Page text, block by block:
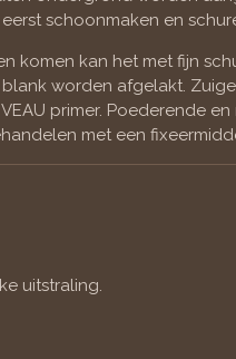
schoonmaken en
komen kan het met fijn
worden afgelakt.
primer. Poederende
met een
uitstraling.